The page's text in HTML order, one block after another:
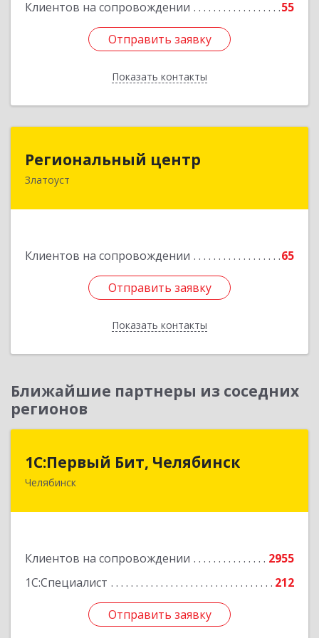
Клиентов на сопровождении 55
Отправить заявку
Показать контакты
Отправить заявку
Назад
Региональный центр
Златоуст
Клиентов на сопровождении 65
Отправить заявку
Показать контакты
Региональный центр
456227, Челябинская обл, Златоуст г, Мира пр-
Отправить заявку
Назад
Ближайшие партнеры из соседних
регионов
1С:Первый Бит, Челябинск
Челябинск
Клиентов на сопровождении
2955
1С:Специалист
212
Отправить заявку
1С:Первый Бит, Челябинск
Отправить заявку